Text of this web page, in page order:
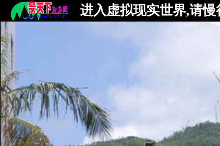
进入虚拟现实世界,请慢